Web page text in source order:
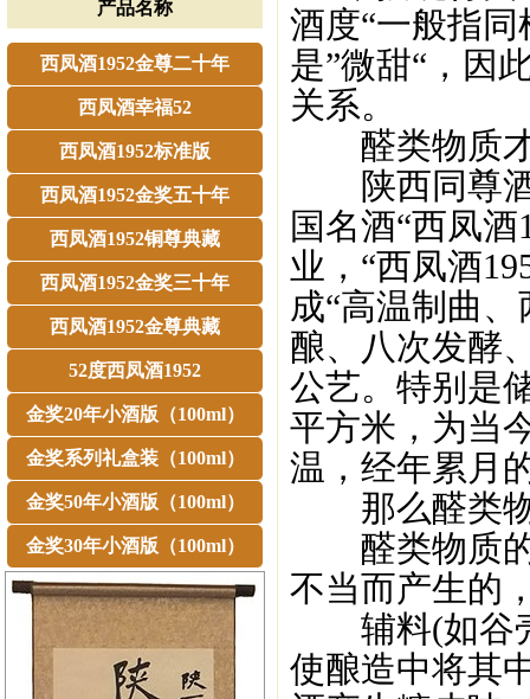
产品名称
西凤酒1952金尊二十年
西凤酒幸福52
西凤酒1952标准版
西凤酒1952金奖五十年
西凤酒1952铜尊典藏
西凤酒1952金奖三十年
西凤酒1952金尊典藏
52度西凤酒1952
金奖20年小酒版（100ml）
金奖系列礼盒装（100ml）
金奖50年小酒版（100ml）
金奖30年小酒版（100ml）
酒度“一般指
是”微甜“，因
关系。
醛类物质才
陕西同尊酒
国名酒“西凤
业，“西凤酒
成“高温制曲
酿、八次发酵
公艺。特别是
平方米，为当
温，经年累月
那么醛类物
醛类物质的
不当而产生的
辅料(如谷壳
使酿造中将其